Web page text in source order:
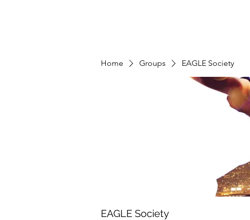
Home Groups EAGLE Society
EAGLE Society